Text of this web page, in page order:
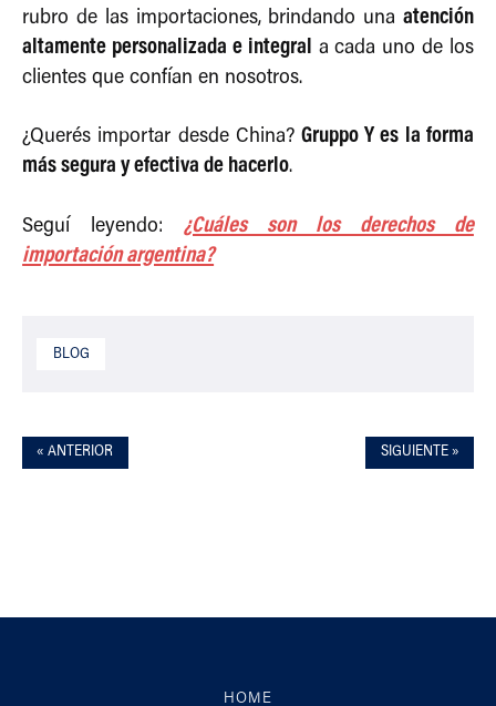
rubro de las importaciones, brindando una atención
altamente personalizada e integral
a cada uno de los
clientes que confían en nosotros.
¿Querés importar desde China? Gruppo Y es la forma
más segura y efectiva de hacerlo.
Seguí leyendo:¿Cuáles son los derechos de
importación argentina?
BLOG
« ANTERIOR SIGUIENTE »
HOME